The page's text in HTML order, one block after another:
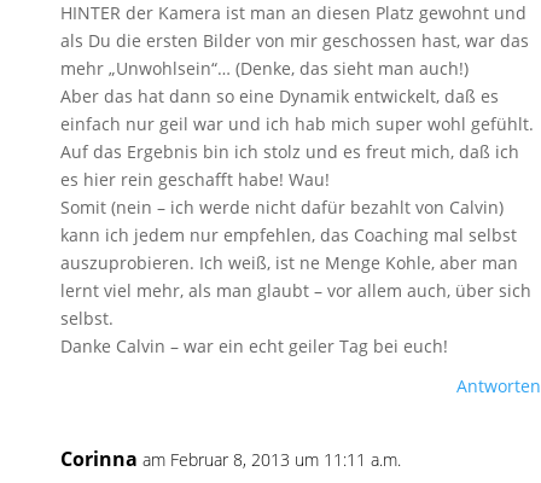
HINTER der Kamera ist man an diesen Platz gewohnt und
als Du die ersten Bilder von mir geschossen hast, war das
mehr „Unwohlsein“… (Denke, das sieht man auch!)
Aber das hat dann so eine Dynamik entwickelt, daß es
einfach nur geil war und ich hab mich super wohl gefühlt.
Auf das Ergebnis bin ich stolz und es freut mich, daß ich
es hier rein geschafft habe! Wau!
Somit (nein – ich werde nicht dafür bezahlt von Calvin)
kann ich jedem nur empfehlen, das Coaching mal selbst
auszuprobieren. Ich weiß, ist ne Menge Kohle, aber man
lernt viel mehr, als man glaubt – vor allem auch, über sich
selbst.
Danke Calvin – war ein echt geiler Tag bei euch!
Antworten
Corinna am Februar 8, 2013 um 11:11 a.m.